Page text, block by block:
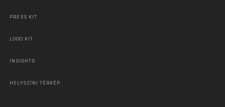
PRESS KIT
LOGO KIT
INSIGHTS
HELYSZÍNI TÉRKÉP